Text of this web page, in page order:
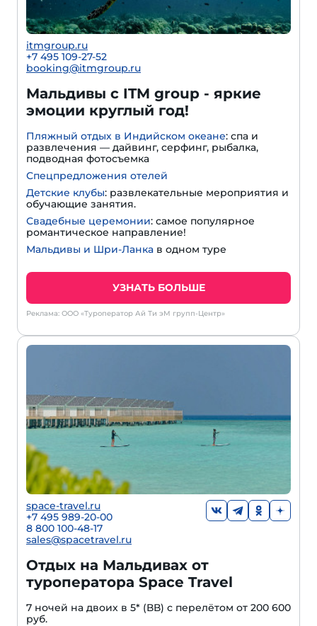
itmgroup.ru
+7 495 109-27-52
booking@itmgroup.ru
Мальдивы с ITM group - яркие
эмоции круглый год!
Пляжный отдых в Индийском океане: спа и
развлечения — дайвинг, серфинг, рыбалка,
подводная фотосъемка
Спецпредложения отелей
Детские клубы: развлекательные мероприятия и
обучающие занятия.
Свадебные церемонии: самое популярное
романтическое направление!
Мальдивы и Шри-Ланка в одном туре
УЗНАТЬ БОЛЬШЕ
Реклама: ООО «Туроператор Ай Ти эМ групп-Центр»
space-travel.ru
+7 495 989-20-00
8 800 100-48-17
sales@spacetravel.ru
Отдых на Мальдивах от
туроператора Space Travel
7 ночей на двоих в 5* (ВВ) с перелётом от 200 600
руб.